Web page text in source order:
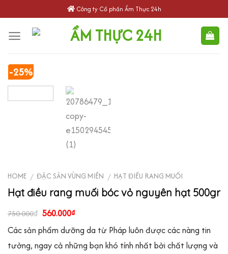
to
content
Công ty Cổ phần Ẩm Thực 24h
-25%
HOME / ĐẶC SẢN VÙNG MIỀN / HẠT ĐIỀU RANG MUỐI
Hạt điều rang muối bóc vỏ nguyên hạt 500gr
750.000₫ 560.000₫
Các sản phẩm dưỡng da từ Pháp luôn được các nàng tin
tưởng, ngay cả những bạn khó tính nhất bởi chất lượng và